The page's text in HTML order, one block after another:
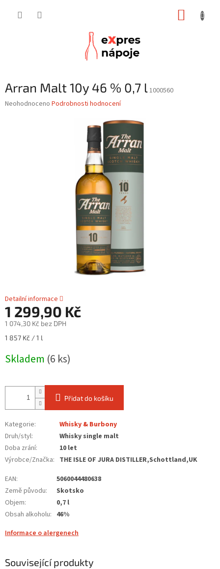
Arran Malt 10y 46 % 0,7 l1000560
Průměrné
Neohodnoceno Podrobnosti hodnocení
Detailní informace
1 299,90 Kč
1 074,30 Kč bez DPH
Měrná
1 857 Kč / 1 l
Skladem (6 ks)
Přidat do košíku
Kategorie:
Whisky & Burbony
Druh/styl:
Whisky single malt
Doba zrání:
10 let
Výrobce/Značka: THE ISLE OF JURA DISTILLER,Schottland,UK
EAN:
5060044480638
Země původu:
Skotsko
Objem:
0,7 l
Obsah alkoholu: 46%
Informace o alergenech
Související produkty